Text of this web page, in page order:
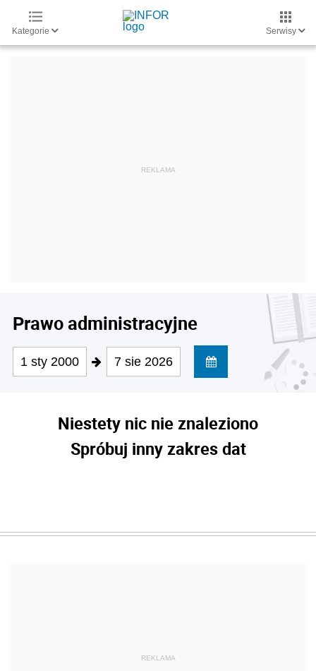
Kategorie Serwisy
Prawo administracyjne
1 sty 2000 7 sie 2026
Niestety nic nie znaleziono
Spróbuj inny zakres dat
REKLAMA